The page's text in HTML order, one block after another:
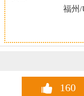
恭喜
恭喜
福州
160